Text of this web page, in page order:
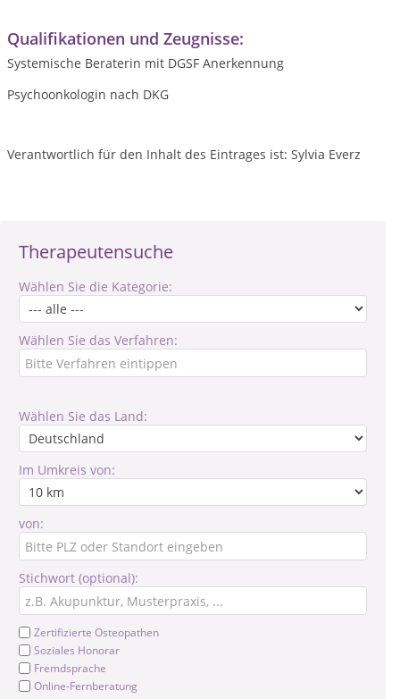
Therapeutensuche
Wählen Sie die Kategorie:
Wählen Sie das Verfahren:
Wählen Sie das Land:
Im Umkreis von:
von:
Stichwort (optional):
Zertifizierte Osteopathen
Soziales Honorar
Fremdsprache
Online-Fernberatung
Qualifikationen und Zeugnisse:
Systemische Beraterin mit DGSF Anerkennung
Psychoonkologin nach DKG
Verantwortlich für den Inhalt des Eintrages ist: Sylvia Everz